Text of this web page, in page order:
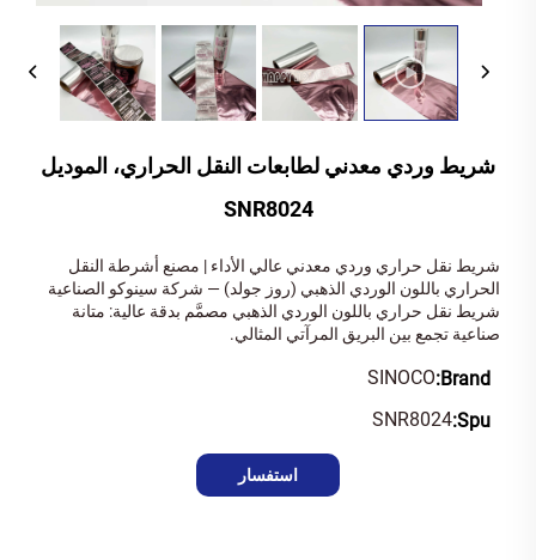
شريط وردي معدني لطابعات النقل الحراري، الموديل
SNR8024
شريط نقل حراري وردي معدني عالي الأداء | مصنع أشرطة النقل
الحراري باللون الوردي الذهبي (روز جولد) — شركة سينوكو الصناعية
شريط نقل حراري باللون الوردي الذهبي مصمَّم بدقة عالية: متانة
صناعية تجمع بين البريق المرآتي المثالي.
Brand:
SINOCO
Spu:
SNR8024
استفسار